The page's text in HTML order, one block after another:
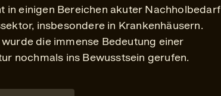
in einigen Bereichen akuter Nachholbedarf
insbesondere in Krankenhäusern.
die immense Bedeutung einer
nochmals ins Bewusstsein gerufen.